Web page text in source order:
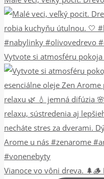
Vytvote si atmosféru
Vianoce vo vôni dreva.